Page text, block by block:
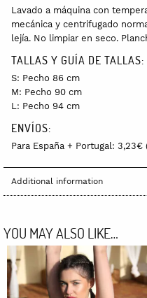
Lavado a máquina con
mecánica y centrifugado
lejía. No limpiar en seco.
TALLAS Y GUÍA DE TALLAS:
S: Pecho 86 cm
M: Pecho 90 cm
L: Pecho 94 cm
ENVÍOS:
Para España + Portugal:
Additional information
YOU MAY ALSO LIKE…